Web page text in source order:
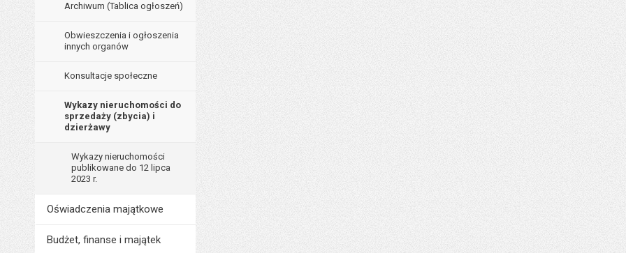
Archiwum (Tablica ogłoszeń)
Obwieszczenia i ogłoszenia
innych organów
Konsultacje społeczne
Wykazy nieruchomości do
sprzedaży (zbycia) i
dzierżawy
Wykazy nieruchomości
publikowane do 12 lipca
2023 r.
Oświadczenia majątkowe
Budżet, finanse i majątek